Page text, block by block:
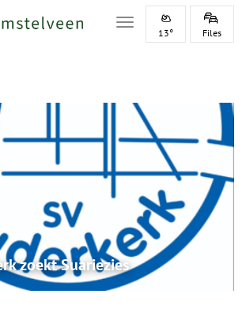
Toggle navigation
13° Files
zoekt Suariezies